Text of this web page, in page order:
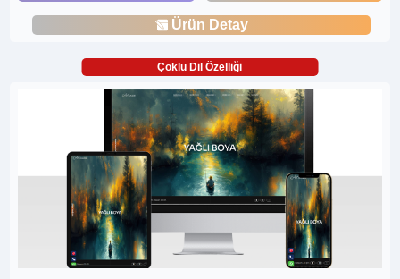
Ürün Detay
Çoklu Dil Özelliği